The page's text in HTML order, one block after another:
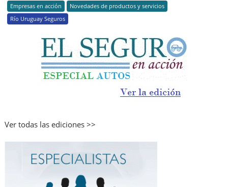
Empresas en acción
Novedades de productos y servicios
Río Uruguay Seguros
Ver todas las ediciones >>